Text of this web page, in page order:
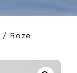
/ Roze